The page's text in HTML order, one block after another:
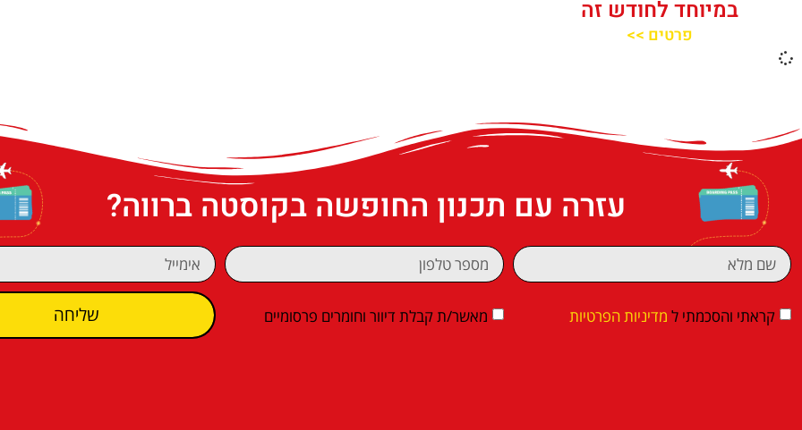
במיוחד לחודש זה
פרטים >>
עזרה עם תכנון החופשה בקוסטה ברווה?
קראתי והסכמתי ל מדיניות הפרטיות מאשר/ת קבלת דיוור וחומרים פרסומיים שליחה